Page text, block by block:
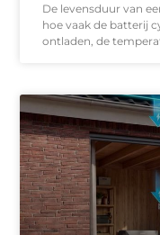
De levensduur van
hoe vaak de batterij
ontladen, de